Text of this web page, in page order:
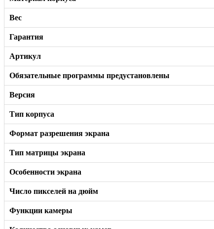
Вес
Гарантия
Артикул
Обязательные программы предустановлены
Версия
Тип корпуса
Формат разрешения экрана
Тип матрицы экрана
Особенности экрана
Число пикселей на дюйм
Функции камеры